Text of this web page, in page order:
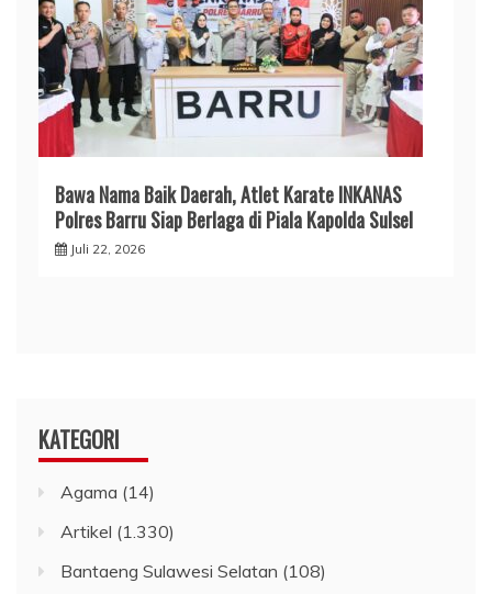
​Bawa Nama Baik Daerah, Atlet Karate INKANAS
Polres Barru Siap Berlaga di Piala Kapolda Sulsel
Juli 22, 2026
KATEGORI
Agama (14)
Artikel (1.330)
Bantaeng Sulawesi Selatan (108)